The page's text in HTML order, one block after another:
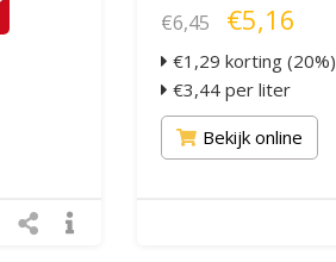
€6,45 €5,16
€1,29 korting (20%)
€3,44 per liter
Bekijk online